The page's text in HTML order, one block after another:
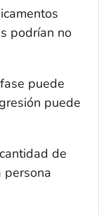
podrían no
puede
puede
de
persona